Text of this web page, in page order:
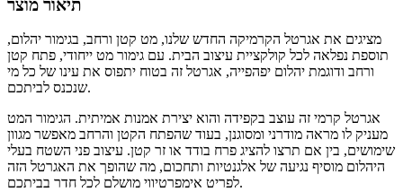
תיאור מוצר
מציגים את אגרטל הקרמיקה החדש שלנו, מט קטן ורחב, בגימור יהלום,
תוספת נפלאה לכל קולקציית עיצוב הבית. עם גימור מט ייחודי, פתח קטן
ורחב ודוגמת יהלום יפהפייה, אגרטל זה בטוח יתפוס את עינו של כל מי
שנכנס לביתכם.
אגרטל קרמי זה עוצב בקפידה והוא יצירת אמנות אמיתית. הגימור המט
מעניק לו מראה מודרני ומסוגנן, בעוד שהפתח הקטן והרחב מאפשר מגוון
שימושים, בין אם תרצו להציג פרח בודד או זר קטן. עיצוב פני השטח בעלי
היהלום מוסיף נגיעה של אלגנטיות ותחכום, מה שהופך את האגרטל הזה
לפריט אימפרטיווי מושלם לכל חדר בביתכם.